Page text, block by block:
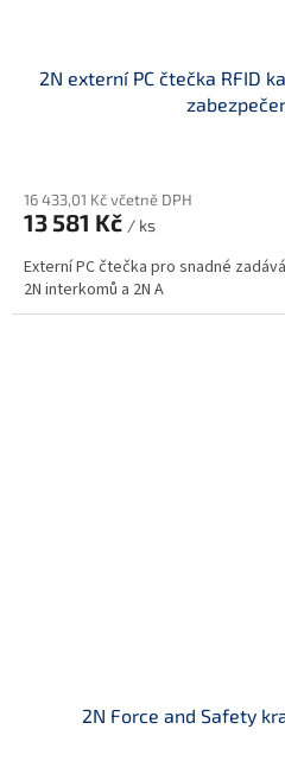
2N externí PC čtečka RFID
16 433,01 Kč včetně DPH
13 581 Kč / ks
Externí PC čtečka pro snadné
2N interkomů a 2N A
2N Force and Safety